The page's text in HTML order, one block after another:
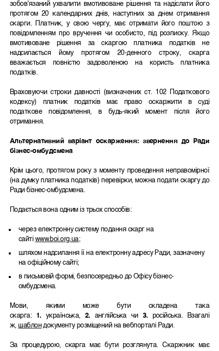
зобов'язаний ухвалити вмотивоване рішення та надіслати його
протягом 20 календарних днів, наступних за днем отримання
скарги. Платник, у свою чергу, має отримати його поштою з
повідомленням про вручення чи особисто, під розписку. Якщо
вмотивоване рішення за скаргою платника податків не
надсилається йому протягом 20-денного строку, скарга
вважається повністю задоволеною на користь платника
податків.
Враховуючи строки давності (визначених ст. 102 Податкового
кодексу) платник податків має право оскаржити в суді
податкове повідомлення, в будь-який момент після його
отримання.
Альтернативний варіант оскарження: звернення до Ради
бізнес-омбудсмена
Крім цього, протягом року з моменту проведення неправомірної
(на думку платника податків) перевірки, можна подати скаргу до
Ради бізнес-омбудсмена.
Подається вона одним із трьох способів:
через електронну систему подання скарг на
сайті www.boi.org.ua;
шляхом надсилання її на електронну адресу Ради, зазначену
на офіційному сайті;
в письмовій формі, безпосередньо до Офісу бізнес-
омбудсмена.
Мови, якими може бути складена така
скарга: 1. українська, 2. англійська чи 3. російська. Взагалі
ж, шаблондокументу розміщений на вебпорталі Ради.
За процедурою, скарга має бути розглянута. Скаржник має